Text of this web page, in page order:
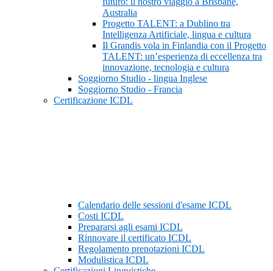
Australia
Progetto TALENT: a Dublino tra
Intelligenza Artificiale, lingua e cultura
Il Grandis vola in Finlandia con il Progetto
TALENT: un’esperienza di eccellenza tra
innovazione, tecnologia e cultura
Soggiorno Studio - lingua Inglese
Soggiorno Studio - Francia
Certificazione ICDL
Calendario delle sessioni d'esame ICDL
Costi ICDL
Prepararsi agli esami ICDL
Rinnovare il certificato ICDL
Regolamento prenotazioni ICDL
Modulistica ICDL